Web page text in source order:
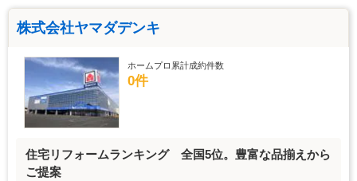
株式会社ヤマダデンキ
ホームプロ累計成約件数
0件
住宅リフォームランキング 全国5位。豊富な品揃えから
ご提案